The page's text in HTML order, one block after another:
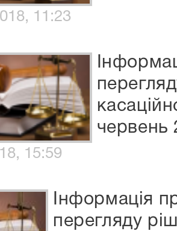
11:23
червень
15:59
Інформація
перегляду